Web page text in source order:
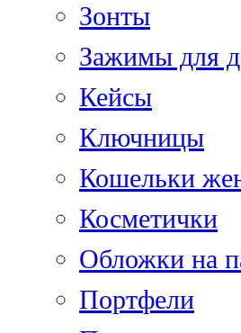
Зонты
Зажимы для
Кейсы
Ключницы
Кошельки
Косметички
Обложки на
Портфели